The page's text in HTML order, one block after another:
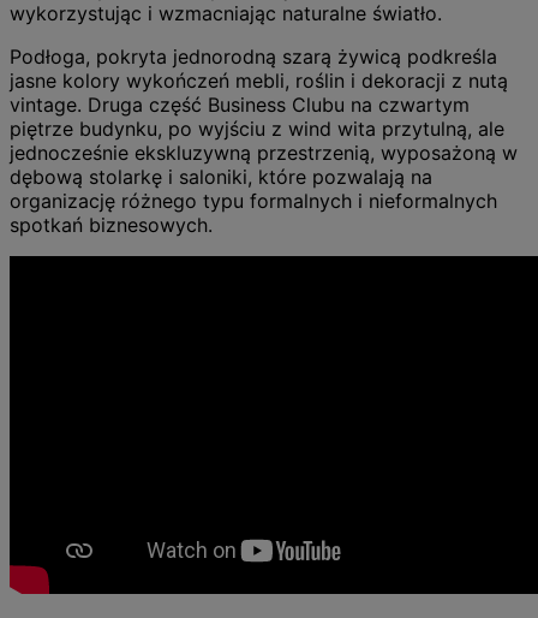
wykorzystując i wzmacniając naturalne światło.
Podłoga, pokryta jednorodną szarą żywicą podkreśla
jasne kolory wykończeń mebli, roślin i dekoracji z nutą
vintage. Druga część Business Clubu na czwartym
piętrze budynku, po wyjściu z wind wita przytulną, ale
jednocześnie ekskluzywną przestrzenią, wyposażoną w
dębową stolarkę i saloniki, które pozwalają na
organizację różnego typu formalnych i nieformalnych
spotkań biznesowych.